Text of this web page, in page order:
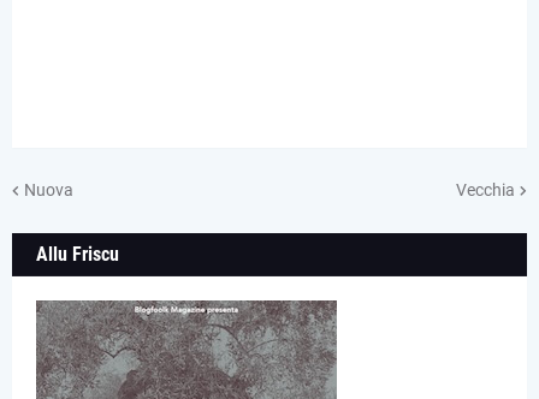
Nuova Vecchia
Allu Friscu